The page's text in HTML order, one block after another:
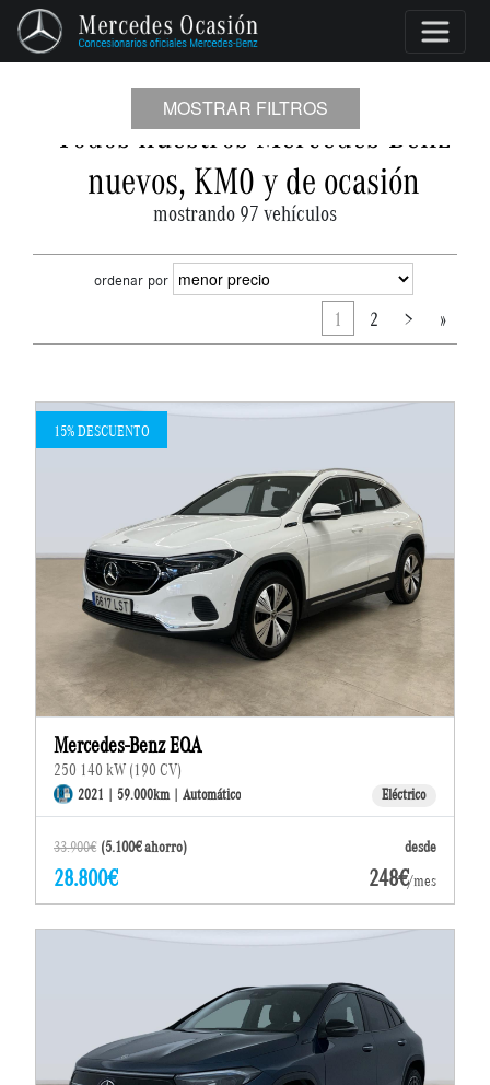
MOSTRAR FILTROS
Todos nuestros Mercedes-Benz
nuevos, KM0 y de ocasión
mostrando 97 vehículos
ordenar por
1 2 > »
15% DESCUENTO
Mercedes-Benz EQA
250 140 kW (190 CV)
2021 | 59.000km | Automático Eléctrico
33.900€ (5.100€ ahorro) desde
28.800€ 248€/mes